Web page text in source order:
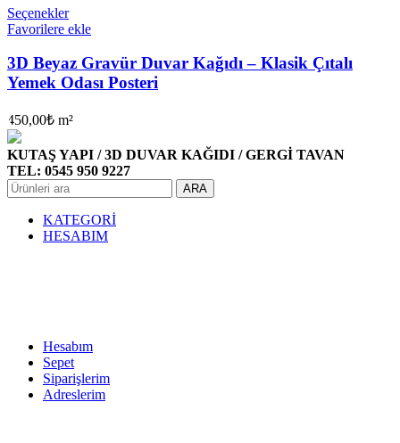
Seçenekler
Favorilere ekle
3D Beyaz Gravür Duvar Kağıdı – Klasik Çıtalı
Yemek Odası Posteri
450,00₺ m²
KUTAŞ YAPI / 3D DUVAR KAĞIDI / GERGİ TAVAN
TEL: 0545 950 9227
ARA
KATEGORİ
HESABIM
Hesabım
Sepet
Siparişlerim
Adreslerim